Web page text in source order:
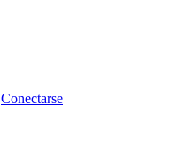
Conectarse